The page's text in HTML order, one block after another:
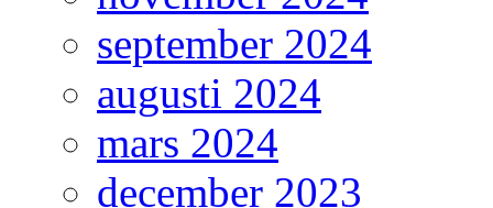
september 2024
augusti 2024
mars 2024
december 2023